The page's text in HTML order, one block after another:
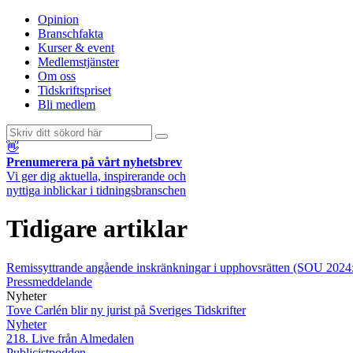
Opinion
Branschfakta
Kurser & event
Medlemstjänster
Om oss
Tidskriftspriset
Bli medlem
👋
Prenumerera på vårt nyhetsbrev
Vi ger dig aktuella, inspirerande och
nyttiga inblickar i tidningsbranschen
Tidigare artiklar
Remissyttrande angående inskränkningar i upphovsrätten (SOU
Pressmeddelande
Nyheter
Tove Carlén blir ny jurist på Sveriges Tidskrifter
Nyheter
218. Live från Almedalen